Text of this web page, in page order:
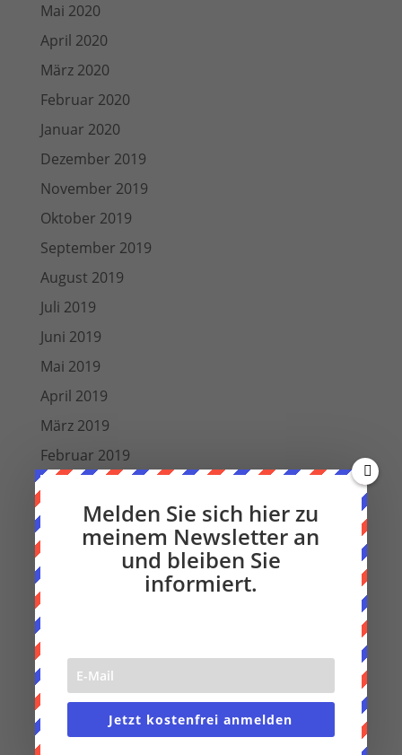
Mai 2020
April 2020
März 2020
Februar 2020
Januar 2020
Dezember 2019
November 2019
Oktober 2019
September 2019
August 2019
Juli 2019
Juni 2019
Mai 2019
April 2019
März 2019
Februar 2019
Dezember 2018
Oktober 2018
September 2018
August 2018
Juli 2018
Juni 2018
März 2018
Dezember 2017
Melden Sie sich hier zu
meinem Newsletter an
und bleiben Sie
informiert.
Jetzt kostenfrei anmelden